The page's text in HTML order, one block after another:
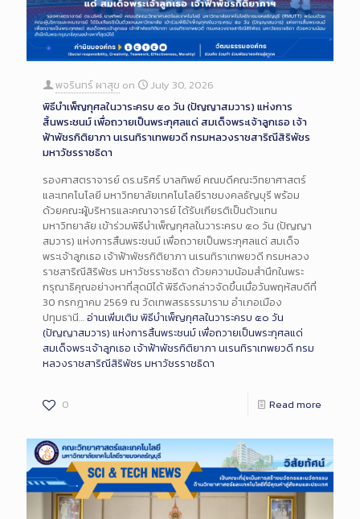
พจรินทร์ ผาสุข on
July 30, 2026
พิธีบำเพ็ญกุศลในวาระครบ ๕๐ วัน (ปัญญาสมวาร) แห่งการ
สิ้นพระชนม์ เพื่อถวายเป็นพระกุศลแด่ สมเด็จพระเจ้าลูกเธอ เจ้า
ฟ้าพัชรกิติยาภา นเรนทิราเทพยวดี กรมหลวงราชสาริณีสิริพัชร
มหาวัชรราชธิดา
รองศาสตราจารย์ ดร.นริศร์ บาลทิพย์ คณบดีคณะวิทยาศาสตร์
และเทคโนโลยี มหาวิทยาลัยเทคโนโลยีราชมงคลธัญบุรี พร้อม
ด้วยคณะผู้บริหารและคณาจารย์ ได้รับเกียรติเป็นตัวแทน
มหาวิทยาลัย เข้าร่วมพิธีบำเพ็ญกุศลในวาระครบ ๕๐ วัน (ปัญญา
สมวาร) แห่งการสิ้นพระชนม์ เพื่อถวายเป็นพระกุศลแด่ สมเด็จ
พระเจ้าลูกเธอ เจ้าฟ้าพัชรกิติยาภา นเรนทิราเทพยวดี กรมหลวง
ราชสาริณีสิริพัชร มหาวัชรราชธิดา ด้วยความน้อมสำนึกในพระ
กรุณาธิคุณอย่างหาที่สุดมิได้ พิธีดังกล่าวจัดขึ้นเมื่อวันพฤหัสบดีที่
30 กรกฎาคม 2569 ณ วัดเทพสรธรรมาราม อำเภอเมือง
ปทุมธานี…อ่านเพิ่มเติม พิธีบำเพ็ญกุศลในวาระครบ ๕๐ วัน
(ปัญญาสมวาร) แห่งการสิ้นพระชนม์ เพื่อถวายเป็นพระกุศลแด่
สมเด็จพระเจ้าลูกเธอ เจ้าฟ้าพัชรกิติยาภา นเรนทิราเทพยวดี กรม
หลวงราชสาริณีสิริพัชร มหาวัชรราชธิดา
0 Read more